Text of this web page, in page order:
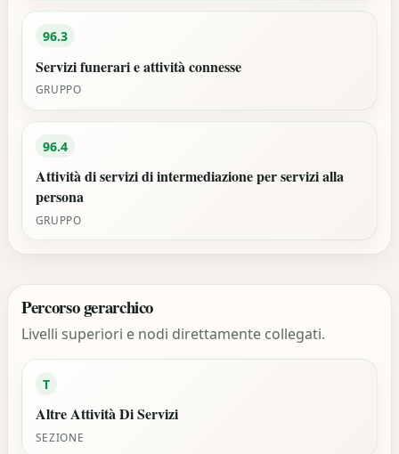
96.3
Servizi funerari e attività connesse
GRUPPO
96.4
Attività di servizi di intermediazione per servizi alla
persona
GRUPPO
Percorso gerarchico
Livelli superiori e nodi direttamente collegati.
T
Altre Attività Di Servizi
SEZIONE